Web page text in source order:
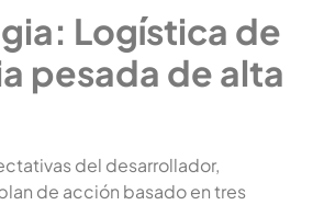
Logística de
pesada de alta
del desarrollador,
de acción basado en tres